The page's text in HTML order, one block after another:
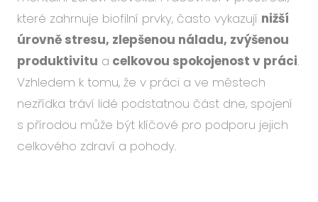
které zahrnuje biofilní prvky, často vykazují nižší
úrovně stresu, zlepšenou náladu, zvýšenou
produktivitu a celkovou spokojenost v práci.
Vzhledem k tomu, že v práci a ve městech
nezřídka tráví lidé podstatnou část dne, spojení
s přírodou může být klíčové pro podporu jejich
celkového zdraví a pohody.